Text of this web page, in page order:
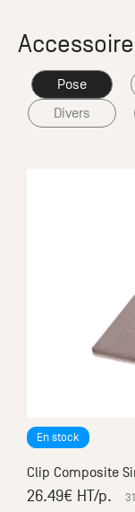
Terrasse
Fixation invisible
Pose
Divers
En stock
Clip Composite
26.49€ HT/p.